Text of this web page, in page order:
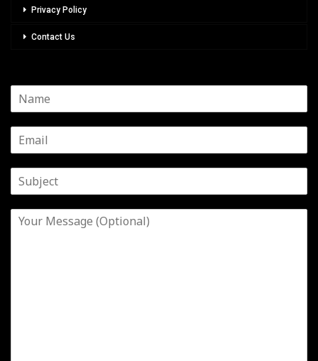
Privacy Policy
Contact Us